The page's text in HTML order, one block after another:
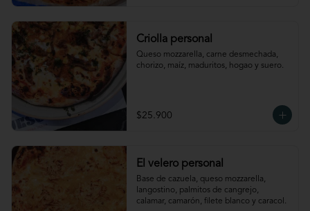
Criolla personal
Queso mozzarella, carne desmechada,
chorizo, maíz, maduritos, hogao y suero.
$25.900
El velero personal
Base de cazuela, queso mozzarella,
langostino, palmitos de cangrejo,
calamar, camarón, filete blanco y caracol.